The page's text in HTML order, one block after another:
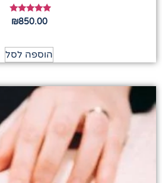
דורג ₪850.00
הוספה לסל